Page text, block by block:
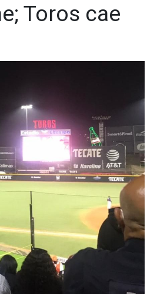
Toros cae